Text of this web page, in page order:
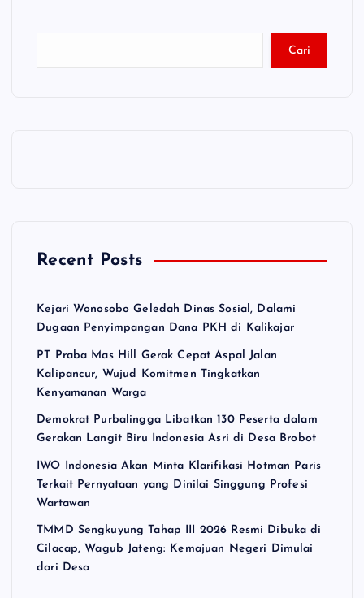
Cari
Recent Posts
Kejari Wonosobo Geledah Dinas Sosial, Dalami
Dugaan Penyimpangan Dana PKH di Kalikajar
PT Praba Mas Hill Gerak Cepat Aspal Jalan
Kalipancur, Wujud Komitmen Tingkatkan
Kenyamanan Warga
Demokrat Purbalingga Libatkan 130 Peserta dalam
Gerakan Langit Biru Indonesia Asri di Desa Brobot
IWO Indonesia Akan Minta Klarifikasi Hotman Paris
Terkait Pernyataan yang Dinilai Singgung Profesi
Wartawan
TMMD Sengkuyung Tahap III 2026 Resmi Dibuka di
Cilacap, Wagub Jateng: Kemajuan Negeri Dimulai
dari Desa